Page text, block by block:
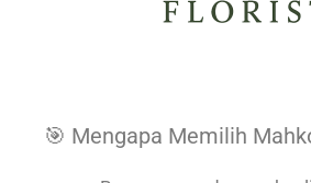
🎯 Mengapa Memilih